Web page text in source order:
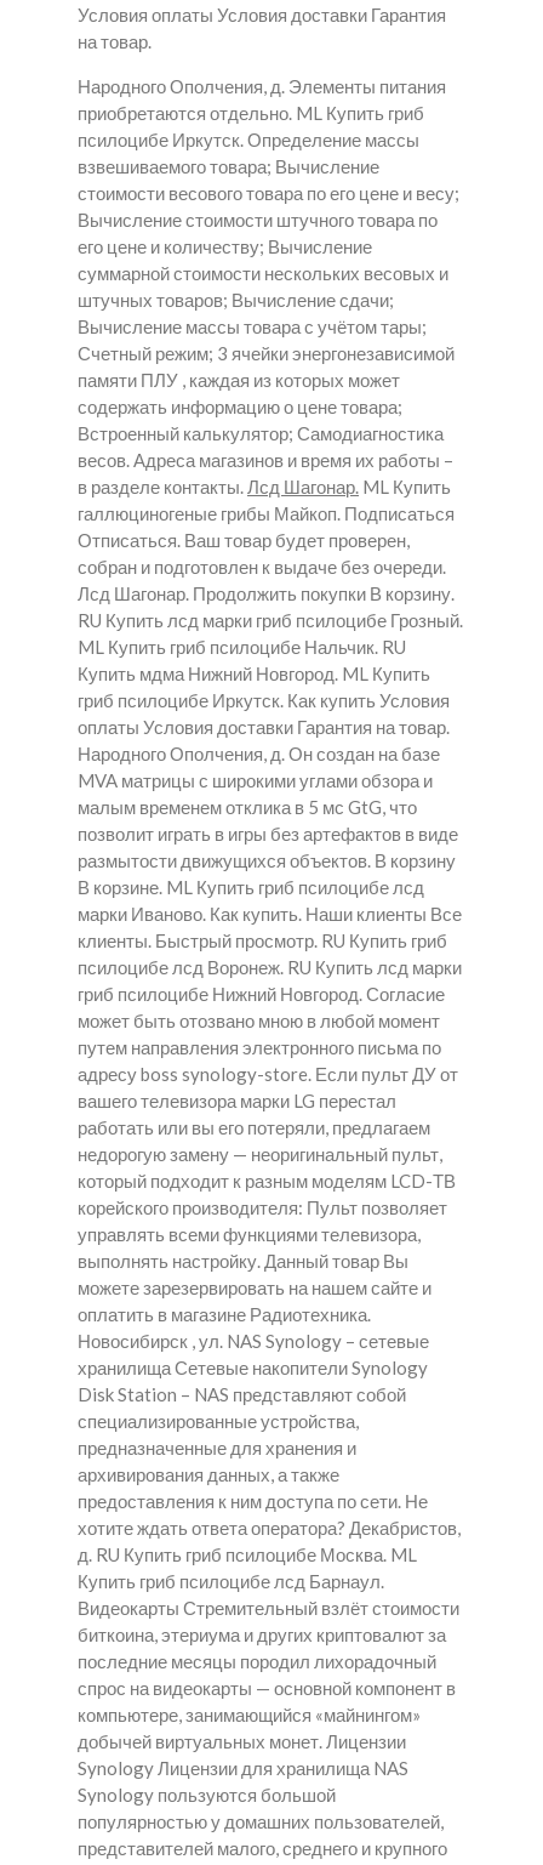
Условия оплаты Условия доставки Гарантия
на товар.
Народного Ополчения, д. Элементы питания
приобретаются отдельно. ML Купить гриб
псилоцибе Иркутск. Определение массы
взвешиваемого товара; Вычисление
стоимости весового товара по его цене и весу;
Вычисление стоимости штучного товара по
его цене и количеству; Вычисление
суммарной стоимости нескольких весовых и
штучных товаров; Вычисление сдачи;
Вычисление массы товара с учётом тары;
Счетный режим; 3 ячейки энергонезависимой
памяти ПЛУ , каждая из которых может
содержать информацию о цене товара;
Встроенный калькулятор; Самодиагностика
весов. Адреса магазинов и время их работы –
в разделе контакты.Лсд Шагонар. ML Купить
галлюциногеные грибы Майкоп. Подписаться
Отписаться. Ваш товар будет проверен,
собран и подготовлен к выдаче без очереди.
Лсд Шагонар. Продолжить покупки В корзину.
RU Купить лсд марки гриб псилоцибе Грозный.
ML Купить гриб псилоцибе Нальчик. RU
Купить мдма Нижний Новгород. ML Купить
гриб псилоцибе Иркутск. Как купить Условия
оплаты Условия доставки Гарантия на товар.
Народного Ополчения, д. Он создан на базе
MVA матрицы с широкими углами обзора и
малым временем отклика в 5 мс GtG, что
позволит играть в игры без артефактов в виде
размытости движущихся объектов. В корзину
В корзине. ML Купить гриб псилоцибе лсд
марки Иваново. Как купить. Наши клиенты Все
клиенты. Быстрый просмотр. RU Купить гриб
псилоцибе лсд Воронеж. RU Купить лсд марки
гриб псилоцибе Нижний Новгород. Согласие
может быть отозвано мною в любой момент
путем направления электронного письма по
адресу boss synology-store. Если пульт ДУ от
вашего телевизора марки LG перестал
работать или вы его потеряли, предлагаем
недорогую замену — неоригинальный пульт,
который подходит к разным моделям LCD-ТВ
корейского производителя: Пульт позволяет
управлять всеми функциями телевизора,
выполнять настройку. Данный товар Вы
можете зарезервировать на нашем сайте и
оплатить в магазине Радиотехника.
Новосибирск , ул. NAS Synology – сетевые
хранилища Сетевые накопители Synology
Disk Station – NAS представляют собой
специализированные устройства,
предназначенные для хранения и
архивирования данных, а также
предоставления к ним доступа по сети. Не
хотите ждать ответа оператора? Декабристов,
д. RU Купить гриб псилоцибе Москва. ML
Купить гриб псилоцибе лсд Барнаул.
Видеокарты Стремительный взлёт стоимости
биткоина, этериума и других криптовалют за
последние месяцы породил лихорадочный
спрос на видеокарты — основной компонент в
компьютере, занимающийся «майнингом»
добычей виртуальных монет. Лицензии
Synology Лицензии для хранилища NAS
Synology пользуются большой
популярностью у домашних пользователей,
представителей малого, среднего и крупного